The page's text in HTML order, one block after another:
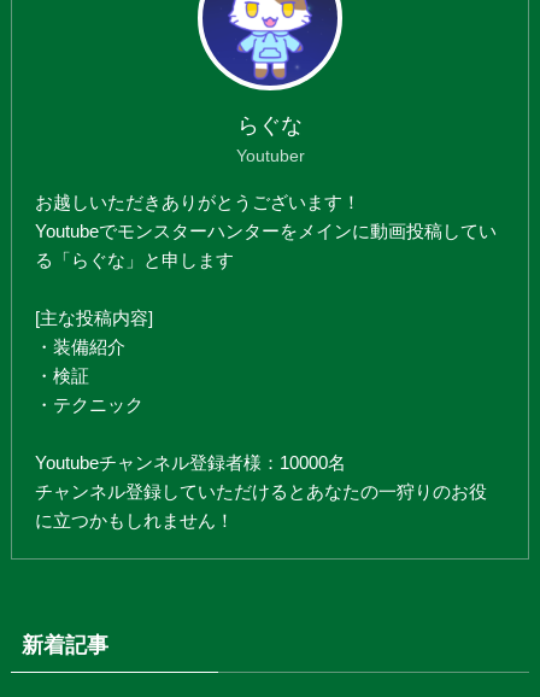
らぐな
Youtuber
お越しいただきありがとうございます！
Youtubeでモンスターハンターをメインに動画投稿してい
る「らぐな」と申します
[主な投稿内容]
・装備紹介
・検証
・テクニック
Youtubeチャンネル登録者様：10000名
チャンネル登録していただけるとあなたの一狩りのお役
に立つかもしれません！
新着記事